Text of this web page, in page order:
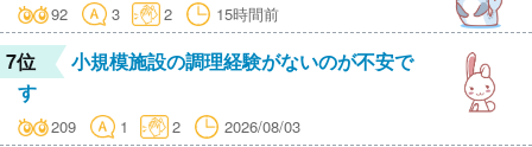
92 3 2 15時間前
7位
小規模施設の調理経験がないのが不安で
す
209 1 2 2026/08/03